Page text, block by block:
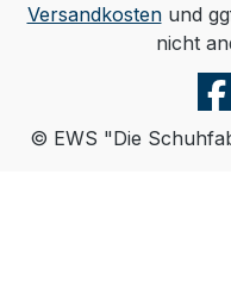
Versandkostenund
nicht
© EWS "Die